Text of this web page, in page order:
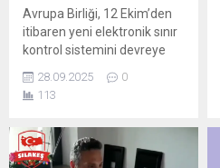
Avrupa Birliği, 12 Ekim’den
itibaren yeni elektronik sınır
kontrol sistemini devreye
damgalama yöntemi
kaldırılacak, AB vatandaşı
tamamen dijital kayda
alınacak. “Entry/Exit System
28.09.2025
0
113